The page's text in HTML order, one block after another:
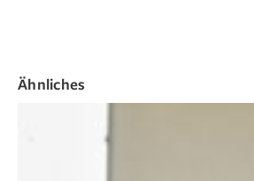
Ähnliches